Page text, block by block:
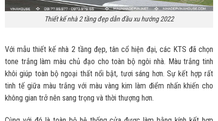
Thiết kế nhà 2 tầng đẹp dẫn đầu xu hướng 2022
Với mẫu thiết kế nhà 2 tầng đẹp, tân cổ hiện đại, các KTS đã chọn
tone trắng làm màu chủ đạo cho toàn bộ ngôi nhà. Màu trắng tinh
khôi giúp toàn bộ ngoại thất nổi bật, tươi sáng hơn. Sự kết hợp rất
tinh tế giữa màu trắng với màu vàng kim làm điểm nhấn khiến cho
không gian trở nên sang trọng và thời thượng hơn.